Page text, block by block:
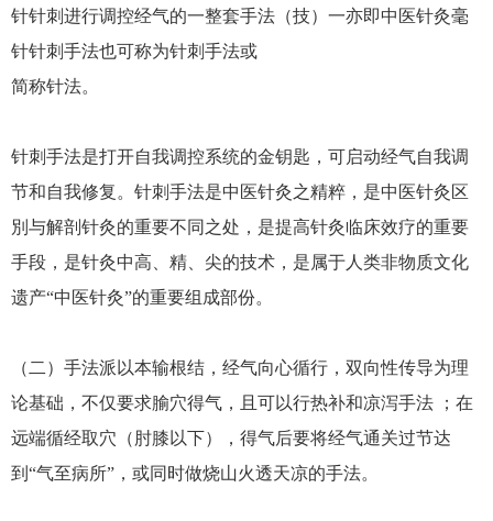
针针刺进行调控经气的一整套手法（技）一亦即中医针灸毫
针针刺手法也可称为针刺手法或
简称针法。
针刺手法是打开自我调控系统的金钥匙，可启动经气自我调
节和自我修复。针刺手法是中医针灸之精粹，是中医针灸区
別与解剖针灸的重要不同之处，是提高针灸临床效疗的重要
手段，是针灸中高、精、尖的技术，是属于人类非物质文化
遗产“中医针灸”的重要组成部份。
（二）手法派以本输根结，经气向心循行，双向性传导为理
论基础，不仅要求腧穴得气，且可以行热补和凉泻手法 ；在
远端循经取穴（肘膝以下），得气后要将经气通关过节达
到“气至病所”，或同时做烧山火透天凉的手法。